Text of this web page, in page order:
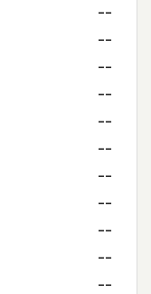
--
--
--
--
--
--
--
--
--
--
--